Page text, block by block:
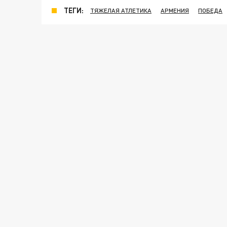
ТЕГИ: ТЯЖЕЛАЯ АТЛЕТИКА АРМЕНИЯ ПОБЕДА